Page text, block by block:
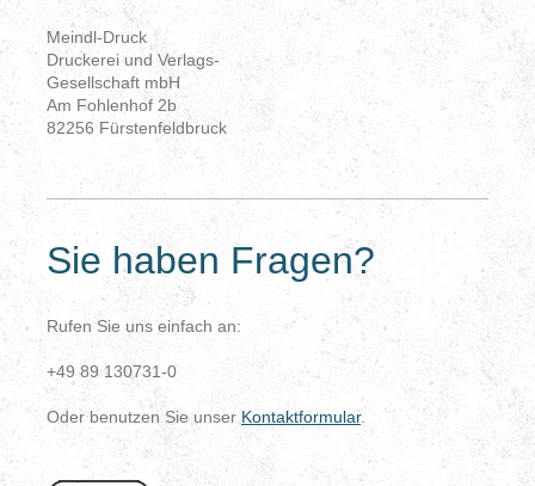
Meindl-Druck
Druckerei und Verlags-
Gesellschaft mbH
Am Fohlenhof 2b
82256 Fürstenfeldbruck
Sie haben Fragen?
Rufen Sie uns einfach an:
+49 89 130731-0
Oder benutzen Sie unser Kontaktformular.